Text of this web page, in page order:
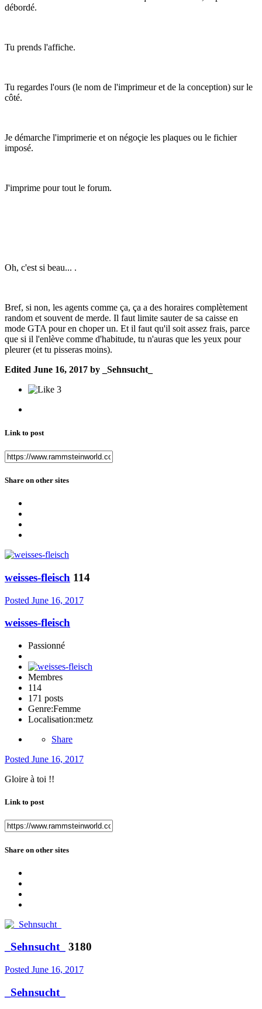
débordé.
Tu prends l'affiche.
Tu regardes l'ours (le nom de l'imprimeur et de la conception) sur le
côté.
Je démarche l'imprimerie et on négoçie les plaques ou le fichier
imposé.
J'imprime pour tout le forum.
Oh, c'est si beau... .
Bref, si non, les agents comme ça, ça a des horaires complètement
random et souvent de merde. Il faut limite sauter de sa caisse en
mode GTA pour en choper un. Et il faut qu'il soit assez frais, parce
que si il l'enlève comme d'habitude, tu n'auras que les yeux pour
pleurer (et tu pisseras moins).
Edited June 16, 2017 by _Sehnsucht_
3
Link to post
Share on other sites
weisses-fleisch 114
Posted June 16, 2017
weisses-fleisch
Passionné
Membres
114
171 posts
Genre:Femme
Localisation:metz
Share
Posted June 16, 2017
Gloire à toi !!
Link to post
Share on other sites
_Sehnsucht_ 3180
Posted June 16, 2017
_Sehnsucht_